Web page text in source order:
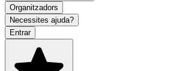
Organitzadors
Necessites ajuda?
Entrar